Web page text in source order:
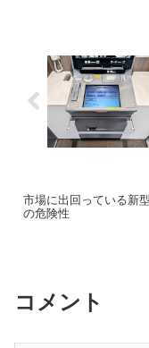
市場に出回っている新
の危険性
コメント